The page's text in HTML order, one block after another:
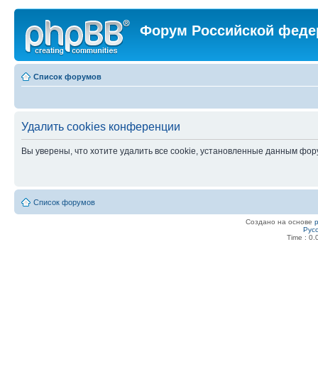
Форум Российской
Список форумов
Удалить cookies конференции
Вы уверены, что хотите удалить все cookie, установленные данным
Список форумов
Создано на основе
Time :